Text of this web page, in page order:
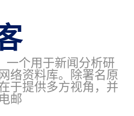
，一个用于新闻分析研
络资料库。除署名原
于提供多方视角，并
邮